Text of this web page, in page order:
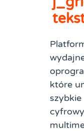
które
szybkie